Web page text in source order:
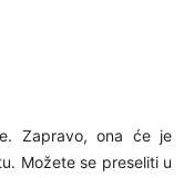
Zapravo, ona će je
Možete se preseliti u